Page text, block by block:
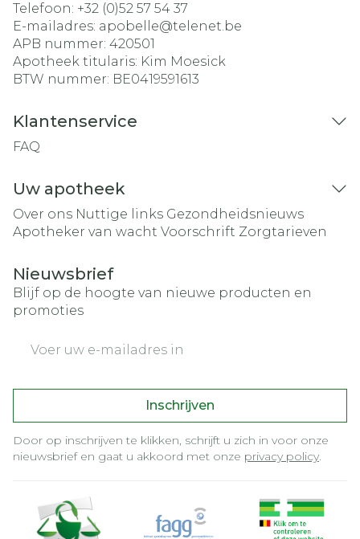
Telefoon: +32 (0)52 57 54 37
E-mailadres: apobelle@telenet.be
APB nummer: 420501
Apotheek titularis: Kim Moesick
BTW nummer: BE0419591613
Klantenservice
FAQ
Uw apotheek
Over ons Nuttige links Gezondheidsnieuws
Apotheker van wacht Voorschrift Zorgtarieven
Nieuwsbrief
Blijf op de hoogte van nieuwe producten en
promoties
Inschrijven
Door op inschrijven te klikken, schrijft u zich in voor onze
nieuwsbrief en gaat u akkoord met onze privacy policy.